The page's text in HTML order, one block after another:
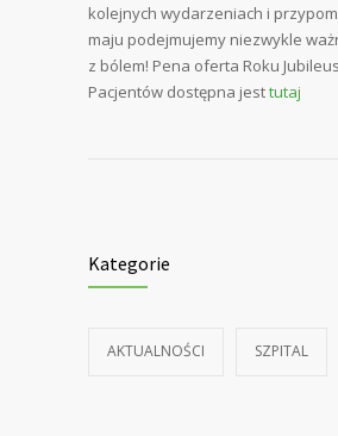
kolejnych wydarzeniach i
maju podejmujemy niezwykle
z bólem! Pena oferta Roku
Pacjentów dostępna jesttutaj
Kategorie
AKTUALNOŚCI SZPITAL